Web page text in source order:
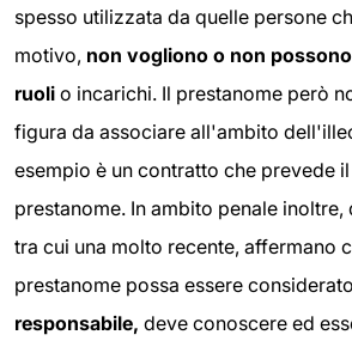
spesso utilizzata da quelle persone
motivo, non vogliono o non
ruoli o incarichi. Il prestanome però
figura da associare all'ambito
esempio è un contratto che prevede
prestanome. In ambito penale inoltre,
tra cui una molto recente, affermano
prestanome possa essere considerato
responsabile, deve conoscere ed